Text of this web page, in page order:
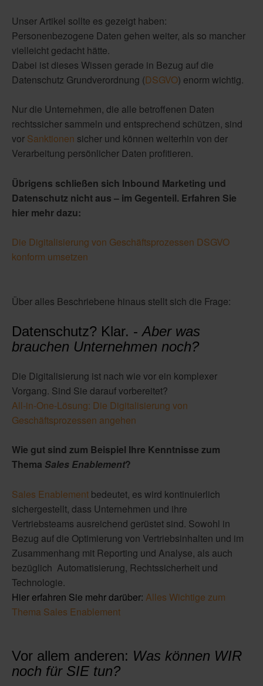
Unser Artikel sollte es gezeigt haben:
Personenbezogene Daten gehen weiter, als so mancher
vielleicht gedacht hätte.
Dabei ist dieses Wissen gerade in Bezug auf die
Datenschutz Grundverordnung (DSGVO) enorm wichtig.
Nur die Unternehmen, die alle betroffenen Daten
rechtssicher sammeln und entsprechend schützen, sind
vor Sanktionen sicher und können weiterhin von der
Verarbeitung persönlicher Daten profitieren.
Übrigens schließen sich Inbound Marketing und
Datenschutz nicht aus – im Gegenteil. Erfahren Sie
hier mehr dazu:
Die Digitalisierung von Geschäftsprozessen DSGVO
konform umsetzen
Über alles Beschriebene hinaus stellt sich die Frage:
Datenschutz? Klar. - Aber was
brauchen Unternehmen noch?
Die Digitalisierung ist nach wie vor ein komplexer
Vorgang. Sind Sie darauf vorbereitet?
All-in-One-Lösung: Die Digitalisierung von
Geschäftsprozessen angehen
Wie gut sind zum Beispiel Ihre Kenntnisse zum
Thema Sales Enablement?
Sales Enablement bedeutet, es wird kontinuierlich
sichergestellt, dass Unternehmen und ihre
Vertriebsteams ausreichend gerüstet sind. Sowohl in
Bezug auf die Optimierung von Vertriebsinhalten und im
Zusammenhang mit Reporting und Analyse, als auch
bezüglich Automatisierung, Rechtssicherheit und
Technologie.
Hier erfahren Sie mehr darüber: Alles Wichtige zum
Thema Sales Enablement
Vor allem anderen: Was können WIR
noch für SIE tun?